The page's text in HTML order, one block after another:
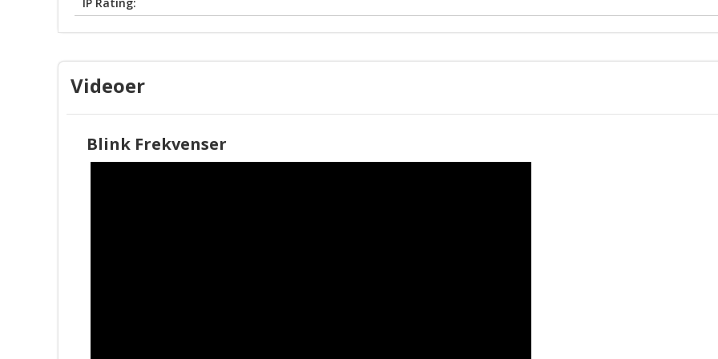
IP Rating:
Videoer
Blink Frekvenser